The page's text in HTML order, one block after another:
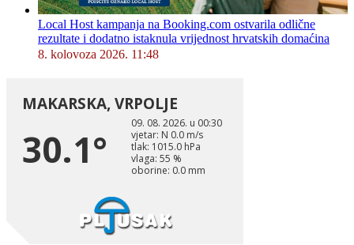
Local Host kampanja na Booking.com ostvarila odlične
rezultate i dodatno istaknula vrijednost hrvatskih domaćina
8. kolovoza 2026. 11:48